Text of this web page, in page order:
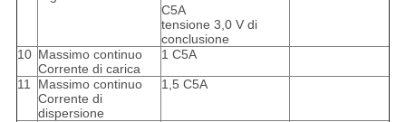
C5A
tensione 3,0 V di
conclusione
10 Massimo continuo
Corrente di carica
1 C5A
11
Massimo continuo
Corrente di
dispersione
1,5 C5A